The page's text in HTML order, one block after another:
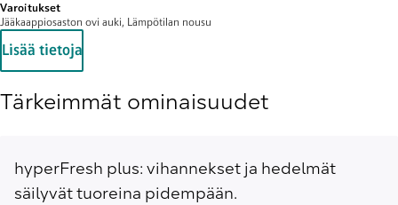
Varoitukset
Jääkaappiosaston ovi auki, Lämpötilan nousu
Lisää tietoja
Tärkeimmät ominaisuudet
hyperFresh plus: vihannekset ja hedelmät
säilyvät tuoreina pidempään.